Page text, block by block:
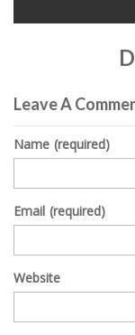
Leave A
Name (required)
Email (required)
Website